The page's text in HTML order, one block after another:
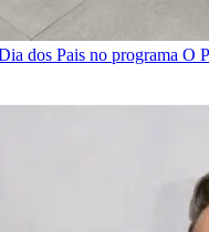
dos Pais no programa O